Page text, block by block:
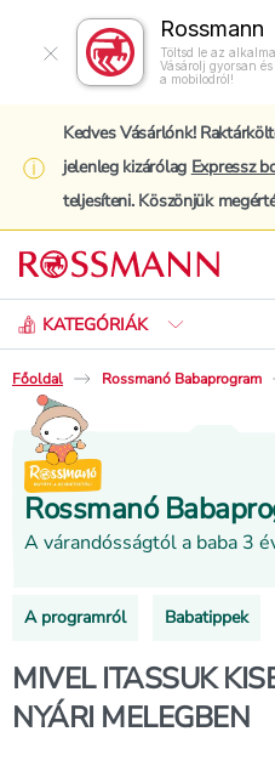
Rossmann
Töltsd le az
Vásárolj gyorsan
a mobilodról!
Kedves Vásárlónk!
jelenleg kizárólag Expressz
teljesíteni. Köszönjük
KATEGÓRIÁK
Keresés
Főoldal Rossmanó Babaprogram
Rossmanó
A várandósságtól a baba 3
A programról Babatippek
MIVEL ITASSUK
NYÁRI MELEGBEN